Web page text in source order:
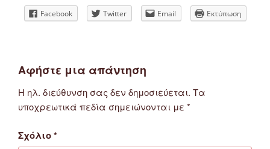
Facebook Twitter Email Εκτύπωση
Αφήστε μια απάντηση
Η ηλ. διεύθυνση σας δεν δημοσιεύεται. Τα
υποχρεωτικά πεδία σημειώνονται με *
Σχόλιο*